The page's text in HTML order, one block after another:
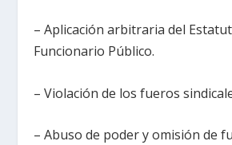
– Aplicación arbitraria del
Funcionario Público.
– Violación de los fueros
– Abuso de poder y omisión de